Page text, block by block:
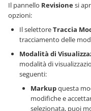
Il pannello Revisionesi
opzioni:
Il selettoreTraccia
tracciamento delle
Modalità di
modalità di
seguenti:
Markupquesta
modifiche e
selezionata, puoi